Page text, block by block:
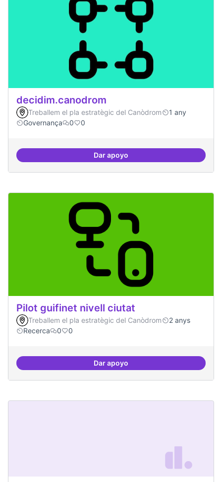
decidim.canodrom
Treballem el pla estratègic del Canòdrom
1 any
Governança
0 0
Dar apoyodecidim.canodrom
Pilot guifinet nivell ciutat
Treballem el pla estratègic del Canòdrom
2 anys
Recerca
0 0
Dar apoyoPilot guifinet nivell ciutat